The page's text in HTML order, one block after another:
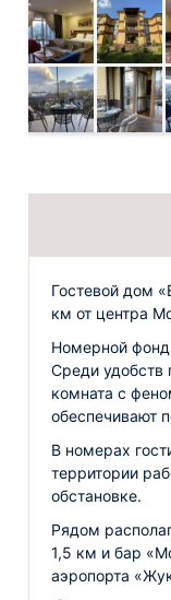
Гостевой дом
км от центра
Номерной фонд
Среди удобств
комната с
обеспечивают
В номерах
территории
обстановке.
Рядом
1,5 км и бар
аэропорта